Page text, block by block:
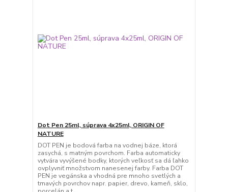
Dot Pen 25ml, súprava 4x25ml, ORIGIN OF
NATURE
DOT PEN je bodová farba na vodnej báze, ktorá
zasychá, s matným povrchom. Farba automaticky
vytvára vyvýšené bodky, ktorých veľkosť sa dá ľahko
ovplyvniť množstvom nanesenej farby. Farba DOT
PEN je vegánska a vhodná pre mnoho svetlých a
tmavých povrchov napr. papier, drevo, kameň, sklo,